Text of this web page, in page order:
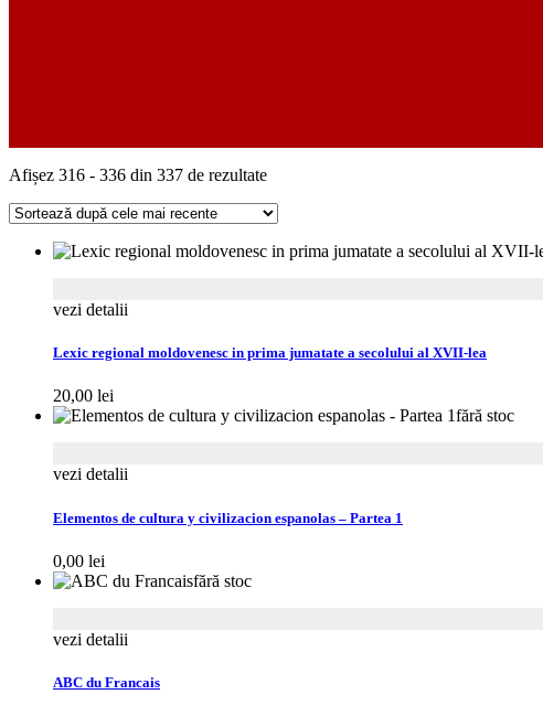
Filologie
Afișez 316 - 336 din 337 de rezultateSortat
cele
recente
vezi detalii
Lexic regional moldovenesc in prima jumatate a secolului al XVII-lea
20,00 lei
fără stoc
vezi detalii
Elementos de cultura y civilizacion espanolas – Partea 1
0,00 lei
fără stoc
vezi detalii
ABC du Francais